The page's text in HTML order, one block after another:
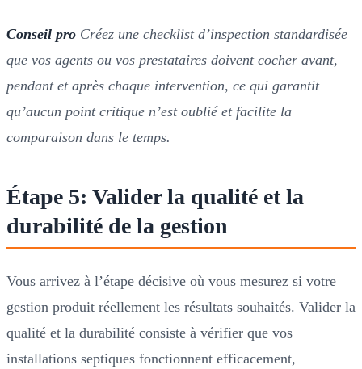
Conseil pro Créez une checklist d’inspection standardisée
que vos agents ou vos prestataires doivent cocher avant,
pendant et après chaque intervention, ce qui garantit
qu’aucun point critique n’est oublié et facilite la
comparaison dans le temps.
Étape 5: Valider la qualité et la
durabilité de la gestion
Vous arrivez à l’étape décisive où vous mesurez si votre
gestion produit réellement les résultats souhaités. Valider la
qualité et la durabilité consiste à vérifier que vos
installations septiques fonctionnent efficacement,